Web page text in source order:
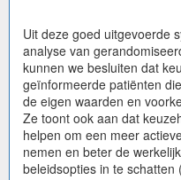
Uit deze goed uitgevoerde
analyse van
kunnen we besluiten dat
geïnformeerde patiënten
de eigen waarden en
Ze toont ook aan dat
helpen om een meer
nemen en beter de
beleidsopties in te